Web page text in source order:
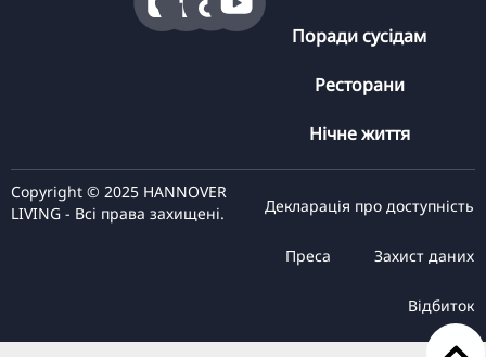
Поради сусідам
Ресторани
Нічне життя
Copyright © 2025 HANNOVER
LIVING - Всі права захищені.
Декларація про доступність
Преса Захист даних
Відбиток